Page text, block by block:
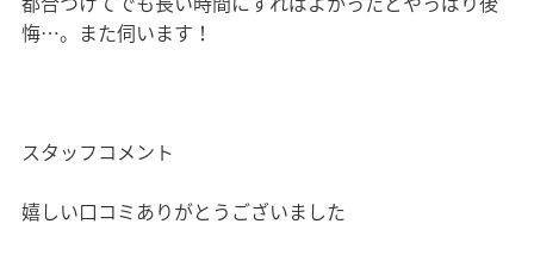
RECRUIT Q＆Ａ
悔…。また伺います！
スタッフコメント
嬉しい口コミありがとうございました